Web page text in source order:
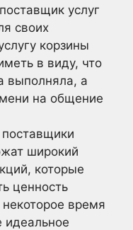
услуг
своих
корзины
в виду, что
выполняла, а
на общение
широкий
которые
ценность
время
идеальное